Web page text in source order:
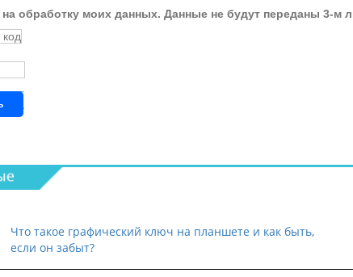
на обработку моих данных. Данные не будут переданы 3-м
Что такое графический ключ на планшете и как быть,
если он забыт?